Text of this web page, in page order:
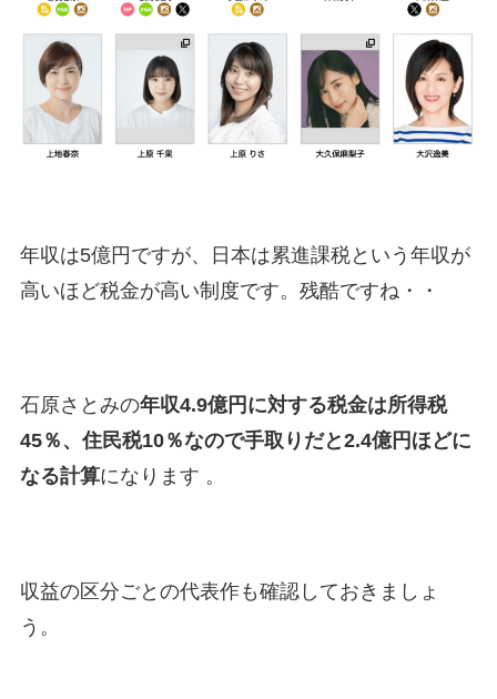
年収は5億円ですが、日本は累進課税という年収が
高いほど税金が高い制度です。残酷ですね・・
石原さとみの年収4.9億円に対する税金は所得税
45％、住民税10％なので手取りだと2.4億円ほどに
なる計算になります​ 。
収益の区分ごとの代表作も確認しておきましょ
う。